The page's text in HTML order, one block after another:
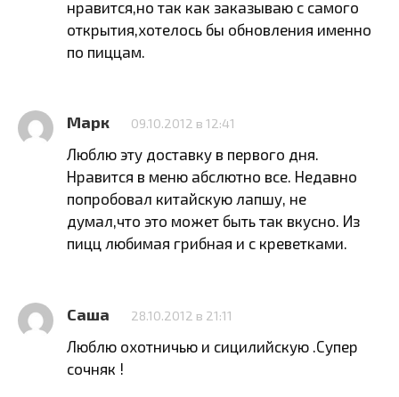
нравится,но так как заказываю с самого
открытия,хотелось бы обновления именно
по пиццам.
Марк 09.10.2012 в 12:41
Люблю эту доставку в первого дня.
Нравится в меню абслютно все. Недавно
попробовал китайскую лапшу, не
думал,что это может быть так вкусно. Из
пицц любимая грибная и с креветками.
Саша 28.10.2012 в 21:11
Люблю охотничью и сицилийскую .Супер
сочняк !